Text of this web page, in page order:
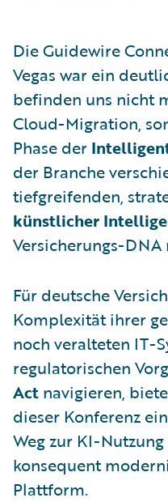
Die Guidewire
Vegas war ein
befinden uns nicht
Cloud-Migration,
Phase der
der Branche
tiefgreifenden,
künstlicher
Versicherungs-DNA
Für deutsche
Komplexität ihrer
noch veralteten IT-
regulatorischen
Act navigieren,
dieser Konferenz
Weg zur KI-
konsequent
Plattform.